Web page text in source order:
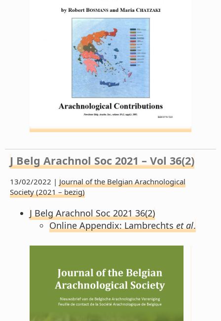
J Belg Arachnol Soc 2021 – Vol 36(2)
13/02/2022 | Journal of the Belgian Arachnological
Society (2021 – bezig)
J Belg Arachnol Soc 2021 36(2)
Online Appendix: Lambrechtset al.